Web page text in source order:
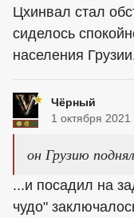
Цхинвал стал
сиделось
населения
Чёрный
1 октября 2021
он Грузию
...и посадил на
чудо"